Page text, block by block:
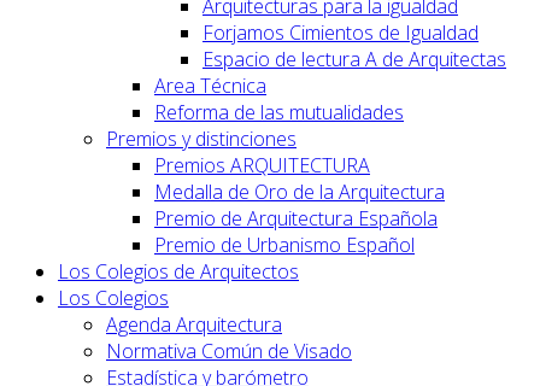
Arquitecturas para la igualdad
Forjamos Cimientos de Igualdad
Espacio de lectura A de Arquitectas
Area Técnica
Reforma de las mutualidades
Premios y distinciones
Premios ARQUITECTURA
Medalla de Oro de la Arquitectura
Premio de Arquitectura Española
Premio de Urbanismo Español
Los Colegios de Arquitectos
Los Colegios
Agenda Arquitectura
Normativa Común de Visado
Estadística y barómetro